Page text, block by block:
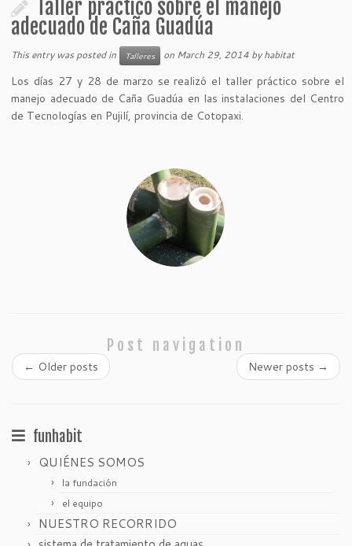
Taller práctico sobre el manejo
adecuado de Caña Guadúa
This entry was posted in Talleres on March 29, 2014 byhabitat
Los días 27 y 28 de marzo se realizó el taller práctico sobre el
manejo adecuado de Caña Guadúa en las instalaciones del Centro
de Tecnologías en Pujilí, provincia de Cotopaxi.
Post navigation
← Older posts Newer posts →
funhabit
QUIÉNES SOMOS
la fundación
el equipo
NUESTRO RECORRIDO